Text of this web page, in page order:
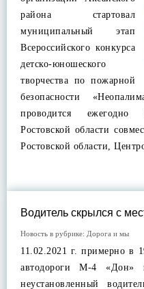
района стартовал
муниципальный этап
Всероссийского конкурса
детско-юношеского
творчества по пожарной
безопасности
проводится
Ростовской области
Ростовской области,
Водитель скрылся с
Новость в рубрике: Дорога и мы
11.02.2021 г. примерно в
автодороги М-4
неустановленный